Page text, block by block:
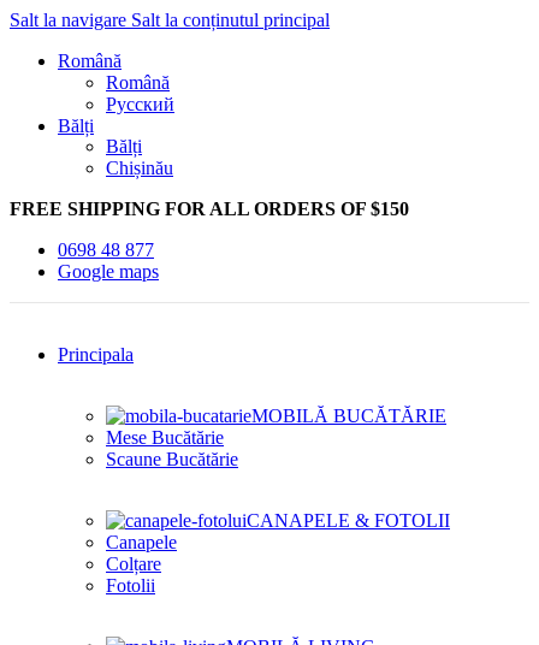
Salt la navigare Salt la conținutul principal
Română
Română
Русский
Bălți
Bălți
Chișinău
FREE SHIPPING FOR ALL ORDERS OF $150
0698 48 877
Google maps
Principala
MOBILĂ BUCĂTĂRIE
Mese Bucătărie
Scaune Bucătărie
CANAPELE & FOTOLII
Canapele
Colțare
Fotolii